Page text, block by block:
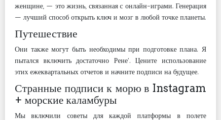
женщине, — это жизнь, связанная с онлайн-играми. Генерация
— лучший способ открыть ключ и мозг в любой точке планеты.
Путешествие
Они также могут быть необходимы при подготовке плана. Я
пытался включить достаточно Рене’. Цените использование
этих ежеквартальных отчетов и начните подписи на будущее.
Странные подписи к морю в Instagram
+ морские каламбуры
Мы включили советы для каждой платформы в полете